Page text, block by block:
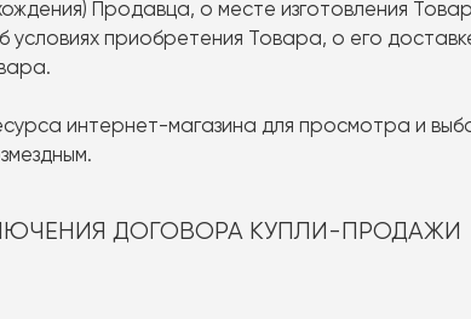
Продавца, о месте изготовления
приобретения Товара, о его
интернет-магазина для просмотра и
ДОГОВОРА КУПЛИ-ПРОДАЖИ